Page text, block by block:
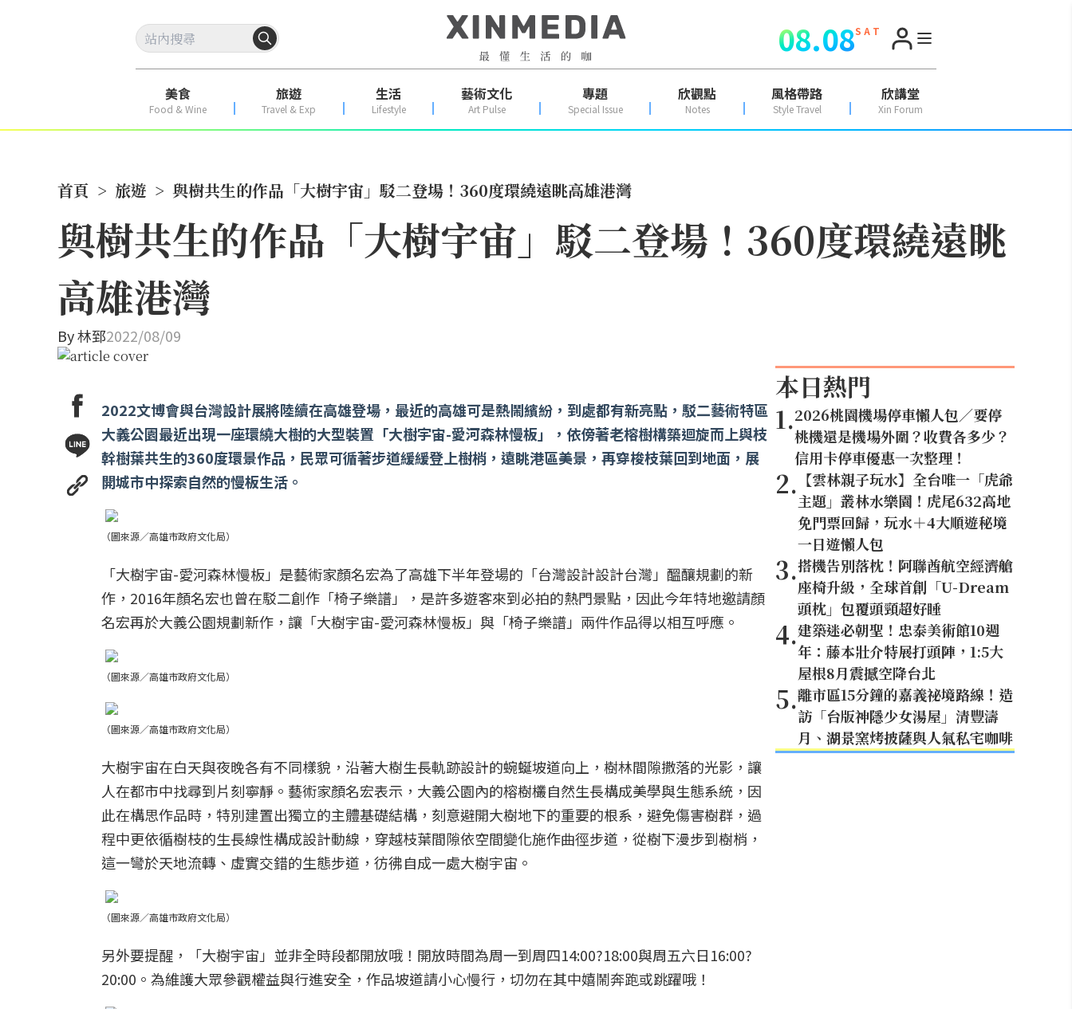
08.08S A T
美食
Food & Wine
旅遊
Travel & Exp
生活
Lifestyle
藝術文化
Art Pulse
專題
Special Issue
欣觀點
Notes
風格帶路
Style Travel
欣講堂
Xin Forum
首頁 > 旅遊 > 與樹共生的作品「大樹宇宙」駁二登場！360度環繞遠眺高雄港灣
與樹共生的作品「大樹宇宙」駁二登場！360度環繞遠眺
高雄港灣
By林郅2022/08/09
2022文博會與台灣設計展將陸續在高雄登場，最近的高雄可是熱鬧繽紛，到處都有新亮點，駁二藝術特區
大義公園最近出現一座環繞大樹的大型裝置「大樹宇宙-愛河森林慢板」，依傍著老榕樹構築迴旋而上與枝
幹樹葉共生的360度環景作品，民眾可循著步道緩緩登上樹梢，遠眺港區美景，再穿梭枝葉回到地面，展
開城市中探索自然的慢板生活。
（圖來源／高雄市政府文化局）
「大樹宇宙-愛河森林慢板」是藝術家顏名宏為了高雄下半年登場的「台灣設計設計台灣」醞釀規劃的新
作，2016年顏名宏也曾在駁二創作「椅子樂譜」，是許多遊客來到必拍的熱門景點，因此今年特地邀請顏
名宏再於大義公園規劃新作，讓「大樹宇宙-愛河森林慢板」與「椅子樂譜」兩件作品得以相互呼應。
（圖來源／高雄市政府文化局）
（圖來源／高雄市政府文化局）
大樹宇宙在白天與夜晚各有不同樣貌，沿著大樹生長軌跡設計的蜿蜒坡道向上，樹林間隙撒落的光影，讓
人在都市中找尋到片刻寧靜。藝術家顏名宏表示，大義公園內的榕樹欉自然生長構成美學與生態系統，因
此在構思作品時，特別建置出獨立的主體基礎結構，刻意避開大樹地下的重要的根系，避免傷害樹群，過
程中更依循樹枝的生長線性構成設計動線，穿越枝葉間隙依空間變化施作曲徑步道，從樹下漫步到樹梢，
這一彎於天地流轉、虛實交錯的生態步道，彷彿自成一處大樹宇宙。
（圖來源／高雄市政府文化局）
另外要提醒，「大樹宇宙」並非全時段都開放哦！開放時間為周一到周四14:00?18:00與周五六日16:00?
20:00。為維護大眾參觀權益與行進安全，作品坡道請小心慢行，切勿在其中嬉鬧奔跑或跳躍哦！
本日熱門
1.2026桃園機場停車懶人包／要停
桃機還是機場外圍？收費各多少？
信用卡停車優惠一次整理！
2. 【雲林親子玩水】全台唯一「虎爺
主題」叢林水樂園！虎尾632高地
免門票回歸，玩水＋4大順遊秘境
一日遊懶人包
3.搭機告別落枕！阿聯酋航空經濟艙
座椅升級，全球首創「U-Dream
頭枕」包覆頭頸超好睡
4.建築迷必朝聖！忠泰美術館10週
年：藤本壯介特展打頭陣，1:5大
屋根8月震撼空降台北
5.離市區15分鐘的嘉義祕境路線！造
訪「台版神隱少女湯屋」清豐濤
月、湖景窯烤披薩與人氣私宅咖啡